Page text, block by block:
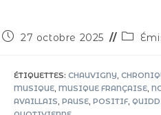
27 octobre 2025
ÉTIQUETTES: CHAUVIGNY
MUSIQUE MUSIQUE FRANÇAISE
AVAILLAIS PAUSE POSITIF